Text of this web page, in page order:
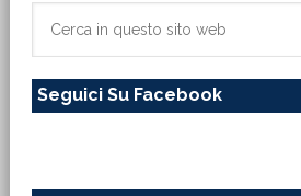
primaria
sito
Seguici Su Facebook